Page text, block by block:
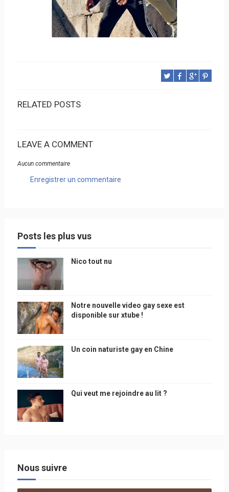
RELATED POSTS
LEAVE A COMMENT
Aucun commentaire
Enregistrer un commentaire
Posts les plus vus
Nico tout nu
Notre nouvelle video gay sexe est
disponible sur xtube !
Un coin naturiste gay en Chine
Qui veut me rejoindre au lit ?
Nous suivre